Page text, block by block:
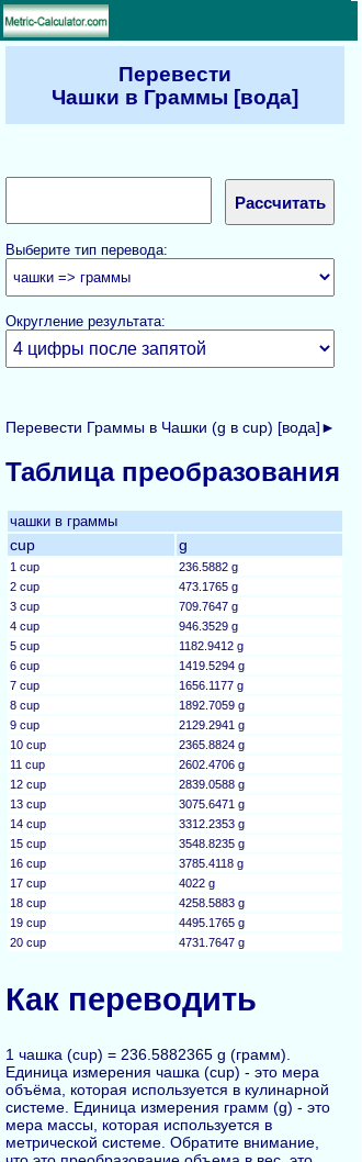
Перевести
Чашки в Граммы [вода]
Выберите тип перевода:
Округление результата:
Перевести Граммы в Чашки (g в cup) [вода]►
Таблица преобразования
чашки в граммы
cup g
1 cup
236.5882 g
2 cup
473.1765 g
3 cup
709.7647 g
4 cup
946.3529 g
5 cup
1182.9412 g
6 cup
1419.5294 g
7 cup
1656.1177 g
8 cup
1892.7059 g
9 cup
2129.2941 g
10 cup
2365.8824 g
11 cup
2602.4706 g
12 cup
2839.0588 g
13 cup
3075.6471 g
14 cup
3312.2353 g
15 cup
3548.8235 g
16 cup
3785.4118 g
17 cup
4022 g
18 cup
4258.5883 g
19 cup
4495.1765 g
20 cup
4731.7647 g
Как переводить
1 чашка (cup) = 236.5882365 g (грамм).
Единица измерения чашка (cup) - это мера
объёма, которая используется в кулинарной
системе. Единица измерения грамм (g) - это
мера массы, которая используется в
метрической системе. Обратите внимание,